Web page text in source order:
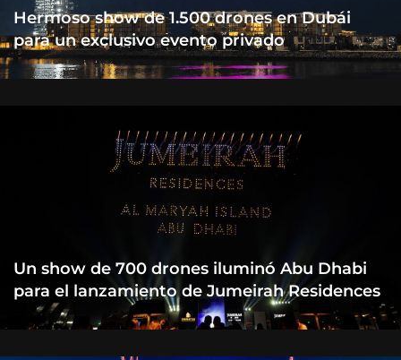
Hermoso show de 1.500 drones en Dubái
para un exclusivo evento privado
Un show de 700 drones iluminó Abu Dhabi
para el lanzamiento de Jumeirah Residences